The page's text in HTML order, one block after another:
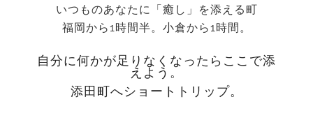
いつものあなたに「癒し」を添える町
福岡から1時間半。小倉から1時間。
自分に何かが足りなくなったらここで添
えよう。
添田町へショートトリップ。